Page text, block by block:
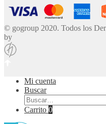
© gogroup 2020. Todos los
by
Mi cuenta
Buscar
Buscar
por:
Carrito 0